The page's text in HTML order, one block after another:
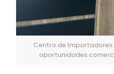
Centro de
oportunidades